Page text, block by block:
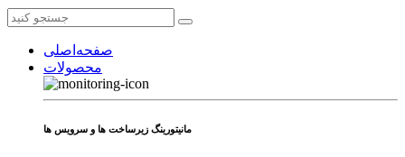
صفحه‌اصلی
محصولات
مانیتورینگ زیرساخت ها و سرویس ها